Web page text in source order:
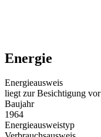
Energie
Energieausweis
liegt zur Besichtigung vor
Baujahr
1964
Energieausweistyp